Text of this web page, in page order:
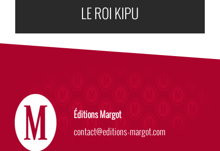
LE ROI KIPU
Éditions Margot
contact@editions-margot.com